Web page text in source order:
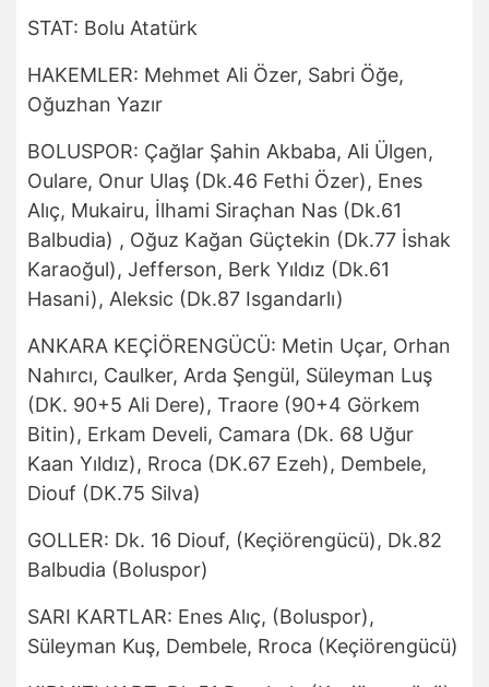
STAT: Bolu Atatürk
HAKEMLER: Mehmet Ali Özer, Sabri Öğe,
Oğuzhan Yazır
BOLUSPOR: Çağlar Şahin Akbaba, Ali Ülgen,
Oulare, Onur Ulaş (Dk.46 Fethi Özer), Enes
Alıç, Mukairu, İlhami Siraçhan Nas (Dk.61
Balbudia) , Oğuz Kağan Güçtekin (Dk.77 İshak
Karaoğul), Jefferson, Berk Yıldız (Dk.61
Hasani), Aleksic (Dk.87 Isgandarlı)
ANKARA KEÇİÖRENGÜCÜ: Metin Uçar, Orhan
Nahırcı, Caulker, Arda Şengül, Süleyman Luş
(DK. 90+5 Ali Dere), Traore (90+4 Görkem
Bitin), Erkam Develi, Camara (Dk. 68 Uğur
Kaan Yıldız), Rroca (DK.67 Ezeh), Dembele,
Diouf (DK.75 Silva)
GOLLER: Dk. 16 Diouf, (Keçiörengücü), Dk.82
Balbudia (Boluspor)
SARI KARTLAR: Enes Alıç, (Boluspor),
Süleyman Kuş, Dembele, Rroca (Keçiörengücü)